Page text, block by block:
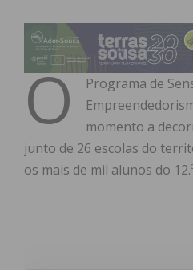
O
Programa de
momento a
junto de 26 escolas do
os mais de mil alunos do